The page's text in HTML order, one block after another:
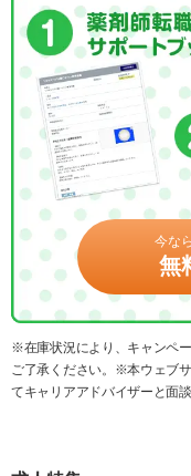
今な
無
※在庫状況により、キャンペ
ご了承ください。※本ウェブ
てキャリアアドバイザーと面